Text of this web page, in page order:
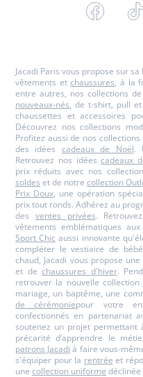
Jacadi Paris vous propose sur
vêtements etchaussures, à la
entre autres, nos collections
nouveaux-nés, de t-shirt, pull
chaussettes et accessoires
Découvrez nos collections
Profitez aussi de nos
des idées cadeaux de Noël.
Retrouvez nos idéescadeaux
prix réduits avec nos
soldes et de notre collection
Prix Doux, une opération
prix tout ronds. Adhérez au
des ventes privées.
vêtements emblématiques
Sport Chic aussi innovante
compléter le vestiaire de
chaud, Jacadi vous propose
et dechaussures d'hiver.
retrouver la nouvelle
mariage, un baptême, une
de cérémoniepour votre
confectionnés en partenariat
soutenez un projet permettant
précarité d’apprendre le
patrons Jacadi à faire vous-
s'équiper pour la rentrée et
une collection uniforme déclinée